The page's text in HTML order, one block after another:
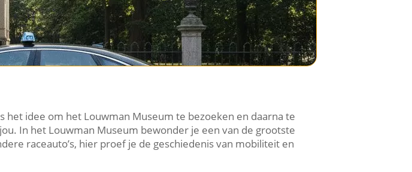
het idee om het Louwman Museum te bezoeken en daarna te
In het Louwman Museum bewonder je een van de grootste
raceauto’s, hier proef je de geschiedenis van mobiliteit en